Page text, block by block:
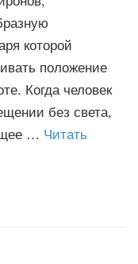
которой
положение
Когда человек
без света,
… Читать